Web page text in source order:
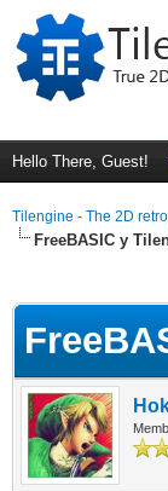
Hello There, Guest!
Tilengine - The 2D
FreeBASIC y